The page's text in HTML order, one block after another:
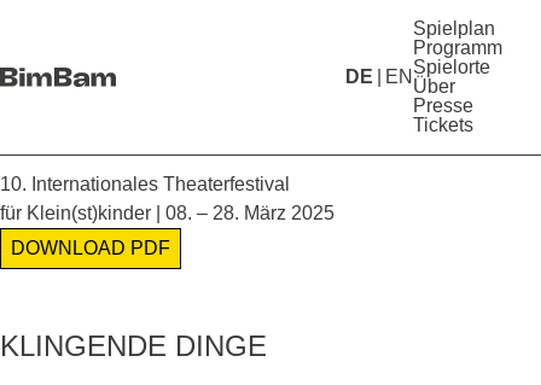
DE EN
Spielplan
Programm
Spielorte
Über
Presse
Tickets
10. Internationales Theaterfestival
für Klein(st)kinder | 08. – 28. März 2025
DOWNLOAD PDF
KLINGENDE DINGE